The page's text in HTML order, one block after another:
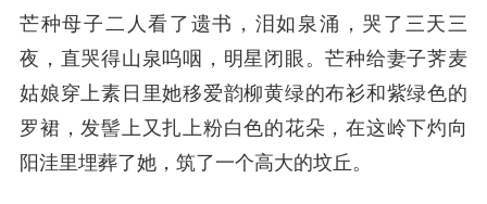
芒种母子二人看了遗书，泪如泉涌，哭了三天三
夜，直哭得山泉呜咽，明星闭眼。芒种给妻子荠麦
姑娘穿上素日里她移爱韵柳黄绿的布衫和紫绿色的
罗裙，发髻上又扎上粉白色的花朵，在这岭下灼向
阳洼里埋葬了她，筑了一个高大的坟丘。